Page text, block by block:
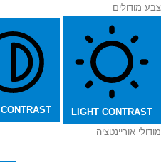
צבע מודולים
LIGHT CONTRAST
מודולי אוריינטציה